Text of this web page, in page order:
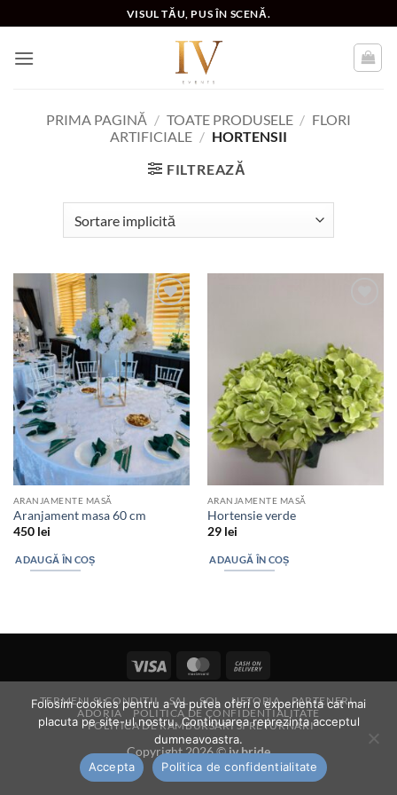
to
content
VISUL TĂU, PUS ÎN SCENĂ.
PRIMA PAGINĂ / TOATE PRODUSELE / FLORI
ARTIFICIALE / HORTENSII
FILTREAZĂ
Add to
wishlist
ARANJAMENTE MASĂ
Aranjament masa 60 cm
450 lei
ADAUGĂ ÎN COȘ
ARANJAMENTE MASĂ
Hortensie verde
29 lei
ADAUGĂ ÎN COȘ
Visa MasterCard
On
Delivery
TERMENI SI CONDITII SAL SOL NETOPIA
PARTENERI
ADORIA
POLITICA DE CONFIDENȚIALITATE
POLITICA DE RAMBURSARI SI RETURNARI
Copyright 2026 ©iv bride
Folosim cookies pentru a va putea oferi o experienta cat mai
placuta pe site-ul nostru. Continuarea reprezinta acceptul
dumneavoastra.
Accepta
Politica de confidentialitate